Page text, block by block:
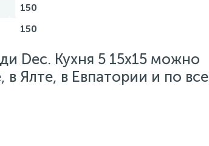
150
150
Dec. Кухня 5 15x15 можно
в Ялте, в Евпатории и по